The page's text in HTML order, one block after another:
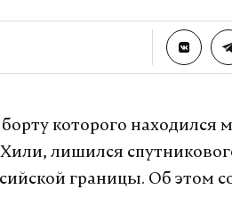
которого находился
лишился
границы. Об этом